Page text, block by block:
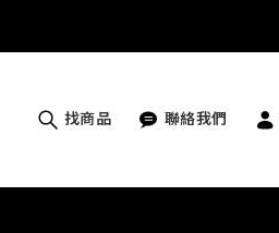
找商品 聯絡我們